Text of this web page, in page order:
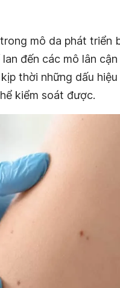
mô da phát triển
đến các mô lân
thời những dấu
kiểm soát được.